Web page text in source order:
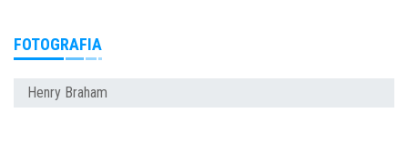
FOTOGRAFIA
Henry Braham